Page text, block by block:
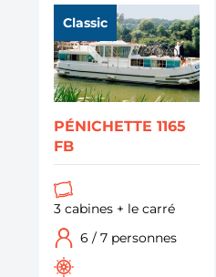
Classic
PÉNICHETTE 1165
FB
3 cabines + le carré
6 / 7 personnes